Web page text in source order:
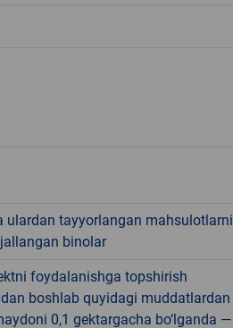
ulardan tayyorlangan mahsulotlarni
binolar
foydalanishga topshirish
boshlab quyidagi muddatlardan
0,1 gektargacha bo‘lganda —